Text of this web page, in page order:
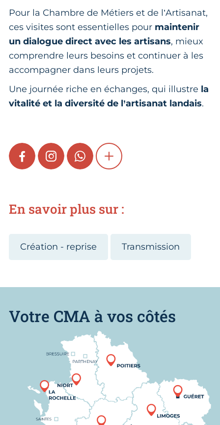
Pour la Chambre de Métiers et de l’Artisanat,
ces visites sont essentielles pour maintenir
un dialogue direct avec les artisans, mieux
comprendre leurs besoins et continuer à les
accompagner dans leurs projets.
Une journée riche en échanges, qui illustre la
vitalité et la diversité de l’artisanat landais.
FACEBOOKINSTAGRAMWHATSAPPSHOW MORE
En savoir plus sur :
Création - reprise Transmission
Votre CMA à vos côtés